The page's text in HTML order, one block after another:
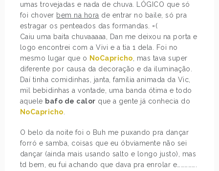
umas trovejadas e nada de chuva. LÓGICO que só
foi chover bem na hora de entrar no baile, só pra
estragar os penteados das formandas. =(
Caiu uma baita chuvaaaaa, Dan me deixou na porta e
logo encontrei com a Vivi e a tia 1 dela. Foi no
mesmo lugar que o NoCapricho , mas tava super
diferente por causa da decoração e da iluminação.
Daí tinha comidinhas, janta, família animada da Vic,
mil bebidinhas a vontade, uma banda ótima e todo
aquele bafo de calor que a gente já conhecia do
NoCapricho
O belo da noite foi o Buh me puxando pra dançar
forró e samba, coisas que eu óbviamente não sei
dançar (ainda mais usando salto e longo justo), mas
td bem, eu fui achando que dava pra enrolar e…………….
POST ANTERIOR
LINKS
PRÓXIMO POST
GUITARRAS PRA GAROTAS
E MINHAS HABILIDADES
MUSICAIS